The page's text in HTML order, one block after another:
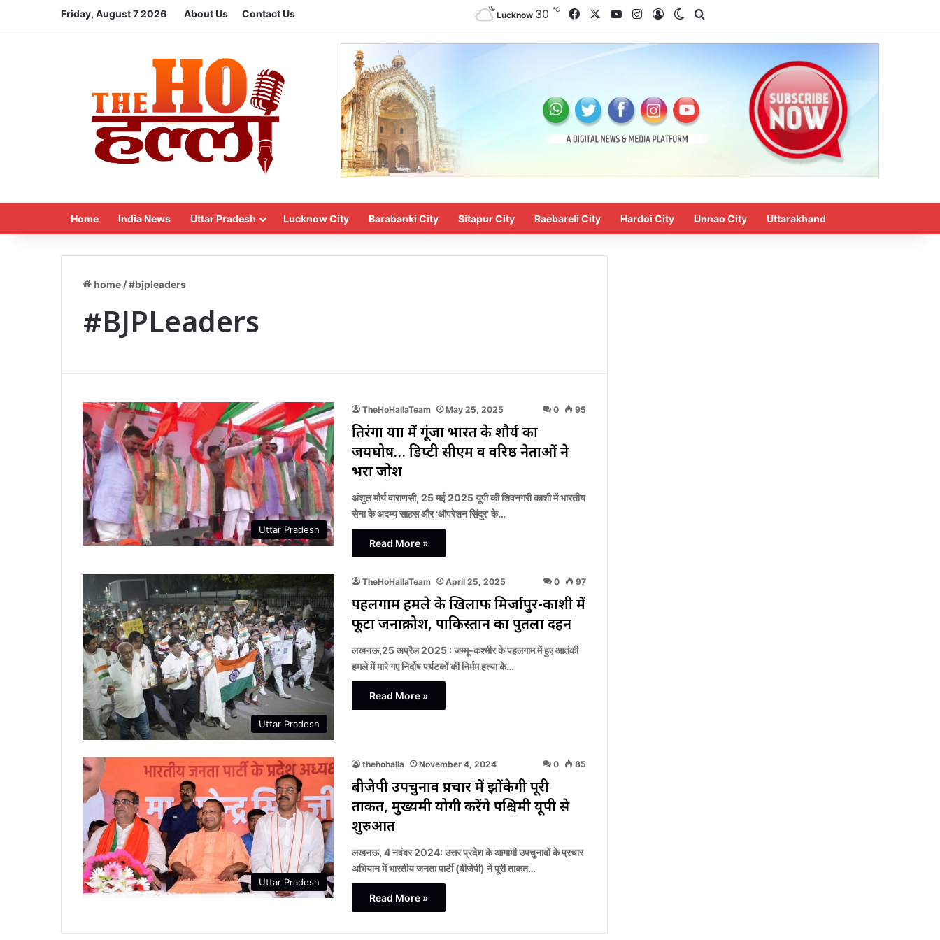
Friday, August 7 2026 About Us Contact Us Lucknow 30 ℃ FacebookYouTubeInstagram
Log InSwitch skin
Home India News Uttar Pradesh Lucknow City Barabanki City Sitapur City Raebareli City Hardoi City Unnao City Uttarakhand
home /#bjpleaders
#BJPLeaders
Uttar Pradesh
TheHoHallaTeam May 25, 2025 0 95
तिरंगा यात्रा में गूंजा भारत के शौर्य का
जयघोष… डिप्टी सीएम व वरिष्ठ नेताओं ने
भरा जोश
अंशुल मौर्य वाराणसी, 25 मई 2025 यूपी की शिवनगरी काशी में भारतीय
सेना के अदम्य साहस और ‘ऑपरेशन सिंदूर’ के…
Read More »
Uttar Pradesh
TheHoHallaTeam April 25, 2025 0 97
पहलगाम हमले के खिलाफ मिर्जापुर-काशी में
फूटा जनाक्रोश, पाकिस्तान का पुतला दहन
लखनऊ,25 अप्रैल 2025 : जम्मू-कश्मीर के पहलगाम में हुए आतंकी
हमले में मारे गए निर्दोष पर्यटकों की निर्मम हत्या के…
Read More »
Uttar Pradesh
thehohalla November 4, 2024 0 85
बीजेपी उपचुनाव प्रचार में झोंकेगी पूरी
ताकत, मुख्यमंत्री योगी करेंगे पश्चिमी यूपी से
शुरुआत
लखनऊ, 4 नवंबर 2024: उत्तर प्रदेश के आगामी उपचुनावों के प्रचार
अभियान में भारतीय जनता पार्टी (बीजेपी) ने पूरी ताकत…
Read More »